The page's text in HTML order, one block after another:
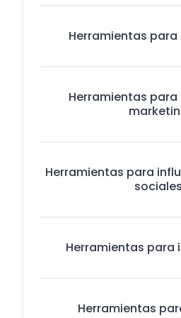
Herramientas
Herramientas para
Herramientas para
sociales
Herramientas para
Herramientas